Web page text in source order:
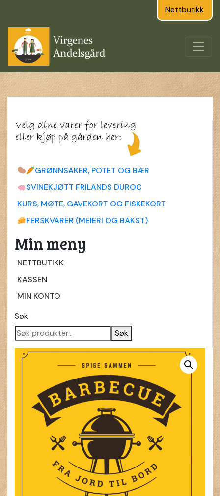
Nettbutikk
GRØNNSAKER, POTET OG BÆR
SVINEKJØTT FRILANDS DUROC
KURS, MØTE, GAVEKORT OG FISKEKORT
FERSKVARER (MEIERI OG BAKST)
Min meny
NETTBUTIKK
KASSEN
MIN KONTO
Søk
Søk